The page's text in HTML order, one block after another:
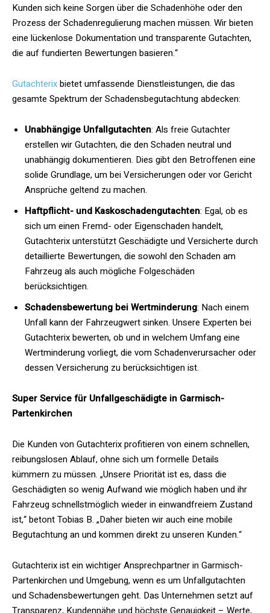
Kunden sich keine Sorgen über die Schadenhöhe oder den
Prozess der Schadenregulierung machen müssen. Wir bieten
eine lückenlose Dokumentation und transparente Gutachten,
die auf fundierten Bewertungen basieren.“
Gutachterixbietet umfassende Dienstleistungen, die das
gesamte Spektrum der Schadensbegutachtung abdecken:
Unabhängige Unfallgutachten: Als freie Gutachter
erstellen wir Gutachten, die den Schaden neutral und
unabhängig dokumentieren. Dies gibt den Betroffenen eine
solide Grundlage, um bei Versicherungen oder vor Gericht
Ansprüche geltend zu machen.
Haftpflicht- und Kaskoschadengutachten: Egal, ob es
sich um einen Fremd- oder Eigenschaden handelt,
Gutachterix unterstützt Geschädigte und Versicherte durch
detaillierte Bewertungen, die sowohl den Schaden am
Fahrzeug als auch mögliche Folgeschäden
berücksichtigen.
Schadensbewertung bei Wertminderung: Nach einem
Unfall kann der Fahrzeugwert sinken. Unsere Experten bei
Gutachterix bewerten, ob und in welchem Umfang eine
Wertminderung vorliegt, die vom Schadenverursacher oder
dessen Versicherung zu berücksichtigen ist.
Super Service für Unfallgeschädigte in Garmisch-
Partenkirchen
Die Kunden von Gutachterix profitieren von einem schnellen,
reibungslosen Ablauf, ohne sich um formelle Details
kümmern zu müssen. „Unsere Priorität ist es, dass die
Geschädigten so wenig Aufwand wie möglich haben und ihr
Fahrzeug schnellstmöglich wieder in einwandfreiem Zustand
ist,“ betont Tobias B. „Daher bieten wir auch eine mobile
Begutachtung an und kommen direkt zu unseren Kunden.“
Gutachterix ist ein wichtiger Ansprechpartner in Garmisch-
Partenkirchen und Umgebung, wenn es um Unfallgutachten
und Schadensbewertungen geht. Das Unternehmen setzt auf